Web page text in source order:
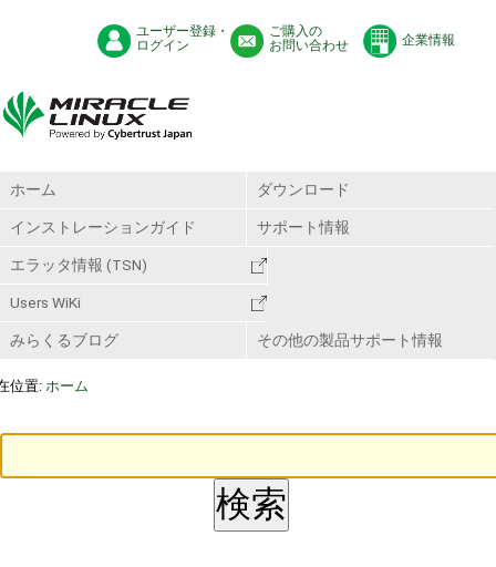
ユーザー登録・
ログイン
ご購入の
お問い合わせ
企業情報
ホーム ダウンロード
インストレーションガイド サポート情報
エラッタ情報 (TSN)
Users WiKi
みらくるブログ その他の製品サポート情報
位置: ホーム